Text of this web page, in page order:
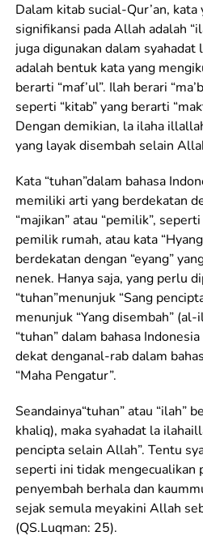
Dalam kitab sucial-Qur’an,
signifikansi pada Allah adalah
juga digunakan dalam syahadat
adalah bentuk kata yang
berarti “maf’ul”. Ilah berari
seperti “kitab” yang berarti
Dengan demikian, la ilaha
yang layak disembah selain
Kata “tuhan”dalam bahasa
memiliki arti yang berdekatan
“majikan” atau “pemilik”,
pemilik rumah, atau kata
berdekatan dengan “eyang”
nenek. Hanya saja, yang perlu
“tuhan”menunjuk “Sang
menunjuk “Yang disembah” (al-
“tuhan” dalam bahasa
dekat denganal-rab dalam
“Maha Pengatur”.
Seandainya“tuhan” atau “ilah”
khaliq), maka syahadat la
pencipta selain Allah”. Tentu
seperti ini tidak mengecualikan
penyembah berhala dan
sejak semula meyakini Allah
(QS.Luqman: 25).